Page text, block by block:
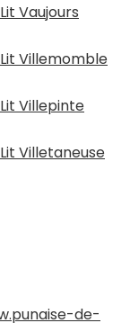
Vaujours
Villemomble
Villepinte
Villetaneuse
de-